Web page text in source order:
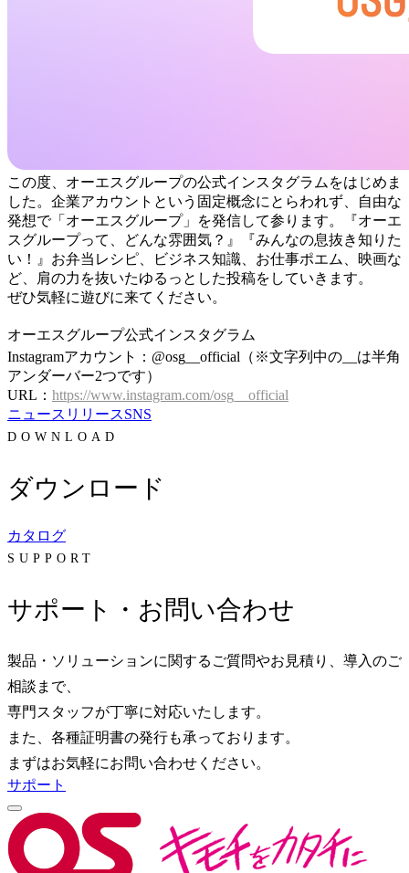
この度、オーエスグループの公式インスタグラムをはじめま
した。企業アカウントという固定概念にとらわれず、自由な
発想で「オーエスグループ」を発信して参ります。『オーエ
スグループって、どんな雰囲気？』『みんなの息抜き知りた
い！』お弁当レシピ、ビジネス知識、お仕事ポエム、映画な
ど、肩の力を抜いたゆるっとした投稿をしていきます。
ぜひ気軽に遊びに来てください。
オーエスグループ公式インスタグラム
Instagramアカウント：@osg__official（※文字列中の__は半角
アンダーバー2つです）
URL： https://www.instagram.com/osg__official
ニュースリリースSNS
DOWNLOAD
ダウンロード
カタログ
SUPPORT
サポート・お問い合わせ
製品・ソリューションに関するご質問やお見積り、導入のご
相談まで、
専門スタッフが丁寧に対応いたします。
また、各種証明書の発行も承っております。
まずはお気軽にお問い合わせください。
サポート